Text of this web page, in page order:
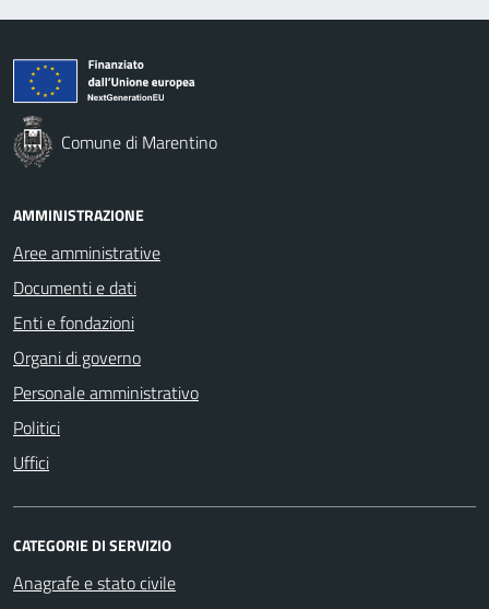
Comune di Marentino
AMMINISTRAZIONE
Aree amministrative
Documenti e dati
Enti e fondazioni
Organi di governo
Personale amministrativo
Politici
Uffici
CATEGORIE DI SERVIZIO
Anagrafe e stato civile